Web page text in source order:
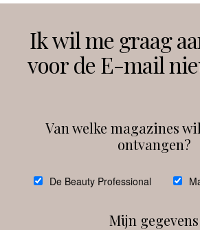
Instagram
Ik wil me graag
voor de E-mail
Van welke magazines
ontvangen?
De Beauty Professional
Mijn gegevens